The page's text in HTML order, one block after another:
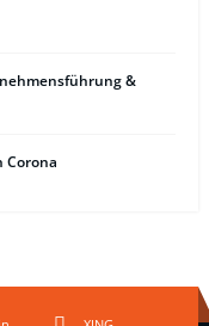
&
Corona